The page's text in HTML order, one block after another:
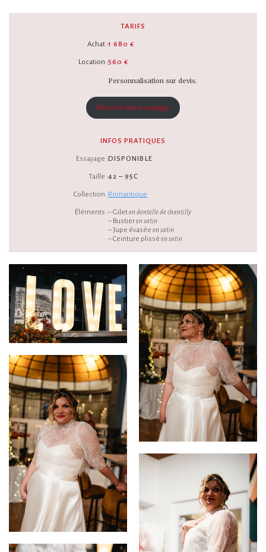
TARIFS
Achat :
Location :
1 680 €
560 €
Personnalisation sur devis.
Réserve ton essayage
INFOS PRATIQUES
Essayage :
Taille :
Collection :
Éléments :
DISPONIBLE
42 – 95C
Romantique
– Gileten dentelle de chantilly
– Bustieren satin
– Jupe évaséeen satin
– Ceinture plisséen satin